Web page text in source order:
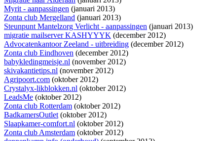
Myrit - aanpassingen (januari 2013)
Zonta club Mergelland (januari 2013)
Steunpunt Mantelzorg Verlicht - aanpassingen (januari 2013)
migratie mailserver KASHYYYK (december 2012)
Advocatenkantoor Zeeland - uitbreiding (december 2012)
Zonta club Eindhoven (december 2012)
babykledingmeisje.nl (november 2012)
skivakantietips.nl (november 2012)
Agripoort.com (oktober 2012)
Crystalyx-likblokken.nl (oktober 2012)
LeadsMe (oktober 2012)
Zonta club Rotterdam (oktober 2012)
BadkamersOutlet(oktober 2012)
Slaapkamer-comfort.nl (oktober 2012)
Zonta club Amsterdam (oktober 2012)